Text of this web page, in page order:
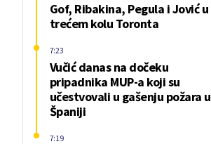
Gof, Ribakina, Pegula i Jović u
trećem kolu Toronta
Vučić danas na dočeku
pripadnika MUP-a koji su
učestvovali u gašenju požara u
Španiji
7:23
7:19